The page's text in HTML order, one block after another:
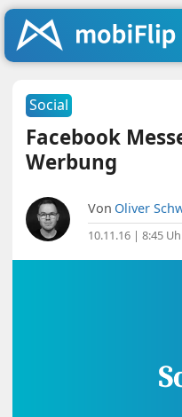
Social
Facebook
Werbung
Von Oliver
10.11.16 | 8:45